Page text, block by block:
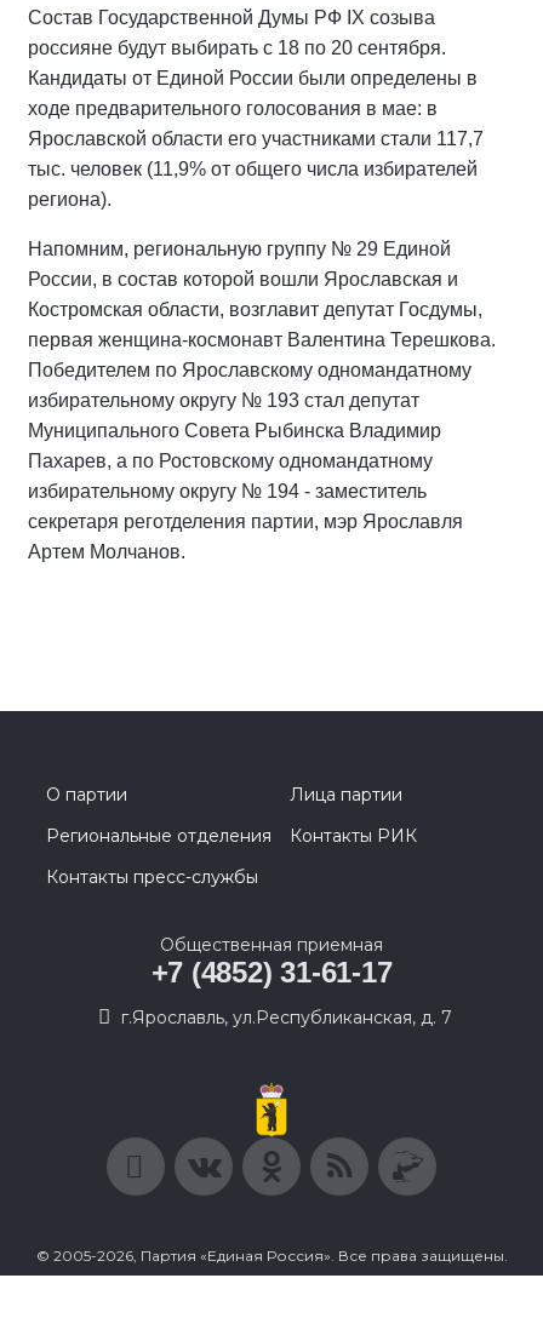
Состав Государственной Думы РФ IХ созыва
россияне будут выбирать с 18 по 20 сентября.
Кандидаты от Единой России были определены в
ходе предварительного голосования в мае: в
Ярославской области его участниками стали 117,7
тыс. человек (11,9% от общего числа избирателей
региона).
Напомним, региональную группу № 29 Единой
России, в состав которой вошли Ярославская и
Костромская области, возглавит депутат Госдумы,
первая женщина-космонавт Валентина Терешкова.
Победителем по Ярославскому одномандатному
избирательному округу № 193 стал депутат
Муниципального Совета Рыбинска Владимир
Пахарев, а по Ростовскому одномандатному
избирательному округу № 194 - заместитель
секретаря реготделения партии, мэр Ярославля
Артем Молчанов.
О партии
Лица партии
Региональные отделения
Контакты РИК
Контакты пресс-службы
Общественная приемная
+7 (4852) 31-61-17
г.Ярославль, ул.Республиканская, д. 7
© 2005-2026, Партия «Единая Россия». Все права защищены.